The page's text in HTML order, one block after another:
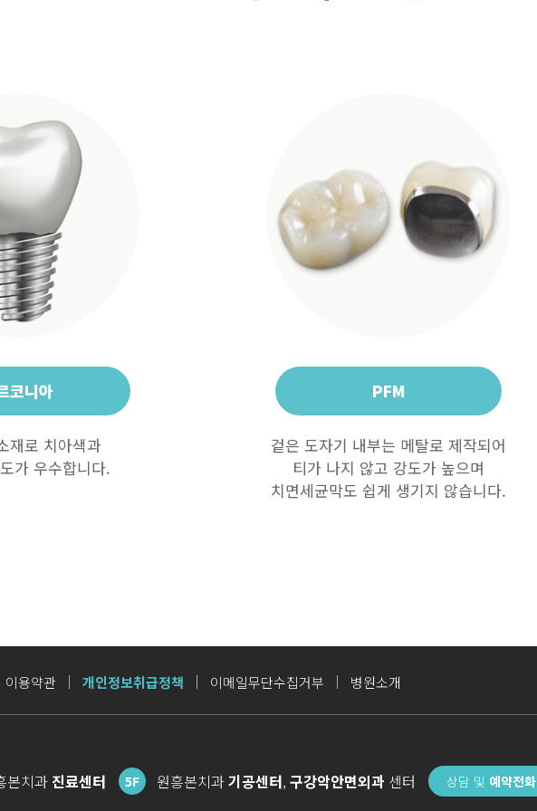
코니아
재로 치아색과
가 우수합니다.
PFM
겉은 도자기 내부는 메탈로 제작되어
티가 나지 않고 강도가 높으며
치면세균막도쉽게 생기지 않습니다.
이용약관 개인정보취급정책 이메일무단수집거부 병원소개
본치과 진료센터 5F 원흥본치과기공센터, 구강악안면외과 센터 상담 및 예약전화